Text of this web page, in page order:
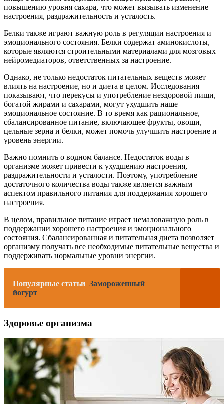
повышению уровня сахара, что может вызывать изменение
настроения, раздражительность и усталость.
Белки также играют важную роль в регуляции настроения и
эмоционального состояния. Белки содержат аминокислоты,
которые являются строительными материалами для мозговых
нейромедиаторов, ответственных за настроение.
Однако, не только недостаток питательных веществ может
влиять на настроение, но и диета в целом. Исследования
показывают, что перекусы и употребление нездоровой пищи,
богатой жирами и сахарами, могут ухудшить наше
эмоциональное состояние. В то время как рациональное,
сбалансированное питание, включающее фрукты, овощи,
цельные зерна и белки, может помочь улучшить настроение и
уровень энергии.
Важно помнить о водном балансе. Недостаток воды в
организме может привести к ухудшению настроения,
раздражительности и усталости. Поэтому, употребление
достаточного количества воды также является важным
аспектом правильного питания для поддержания хорошего
настроения.
В целом, правильное питание играет немаловажную роль в
поддержании хорошего настроения и эмоционального
состояния. Сбалансированная и питательная диета позволяет
организму получать все необходимые питательные вещества и
поддерживать нормальные уровни энергии.
Популярные статьи Замороженный
йогурт
Здоровье организма